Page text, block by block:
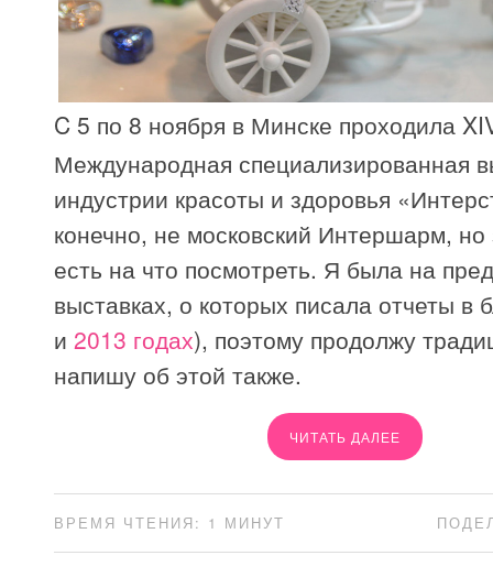
C 5 по 8 ноября в Минске проходила
Международная специализированная
индустрии красоты и здоровья
конечно, не московский Интершарм, но
есть на что посмотреть. Я была на
выставках, о которых писала отчеты в
и 2013 годах), поэтому продолжу
напишу об этой также.
ЧИТАТЬ ДАЛЕЕ
ВРЕМЯ ЧТЕНИЯ: 1 МИНУТ